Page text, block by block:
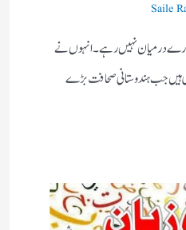
Saile
درمیان نہیں رہے۔ انہوں نے
جب ہندوستانی صحافت بڑے